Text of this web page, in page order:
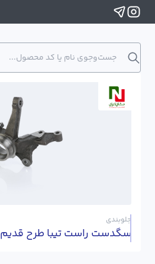
جلوبندی
سگدست راست تیبا طرح قدیم